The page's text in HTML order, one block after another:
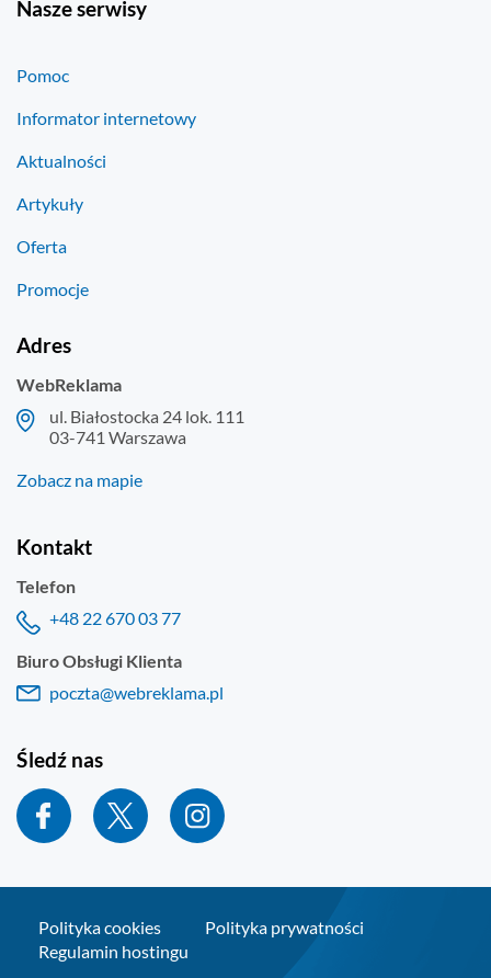
Nasze serwisy
Pomoc
Informator internetowy
Aktualności
Artykuły
Oferta
Promocje
Adres
WebReklama
ul. Białostocka 24 lok. 111
03-741 Warszawa
Zobacz na mapie
Kontakt
Telefon
+48 22 670 03 77
Biuro Obsługi Klienta
poczta@webreklama.pl
Śledź nas
Polityka cookies
Polityka prywatności
Regulamin hostingu